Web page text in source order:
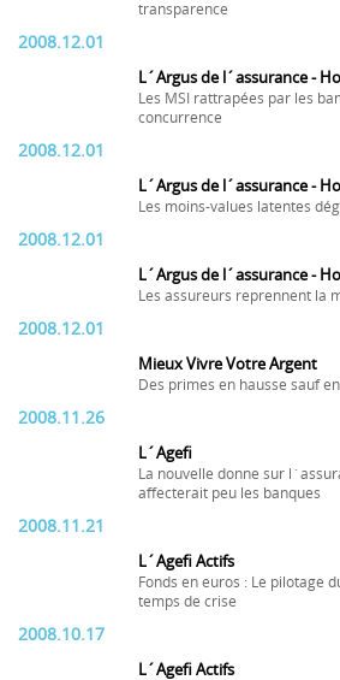
transparence
2008.12.01
L´Argus de l´assurance -
Les MSI rattrapées par les
concurrence
2008.12.01
L´Argus de l´assurance -
Les moins-values latentes
2008.12.01
L´Argus de l´assurance -
Les assureurs reprennent la
2008.12.01
Mieux Vivre Votre Argent
Des primes en hausse sauf
2008.11.26
L´Agefi
La nouvelle donne sur
affecterait peu les banques
2008.11.21
L´Agefi Actifs
Fonds en euros : Le pilotage
temps de crise
2008.10.17
L´Agefi Actifs